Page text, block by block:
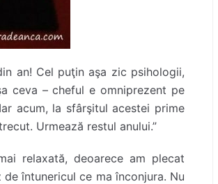
an! Cel puţin aşa zic psihologii,
ceva – cheful e omniprezent pe
acum, la sfârşitul acestei prime
Urmează restul anului.”
relaxată, deoarece am plecat
întunericul ce ma înconjura. Nu